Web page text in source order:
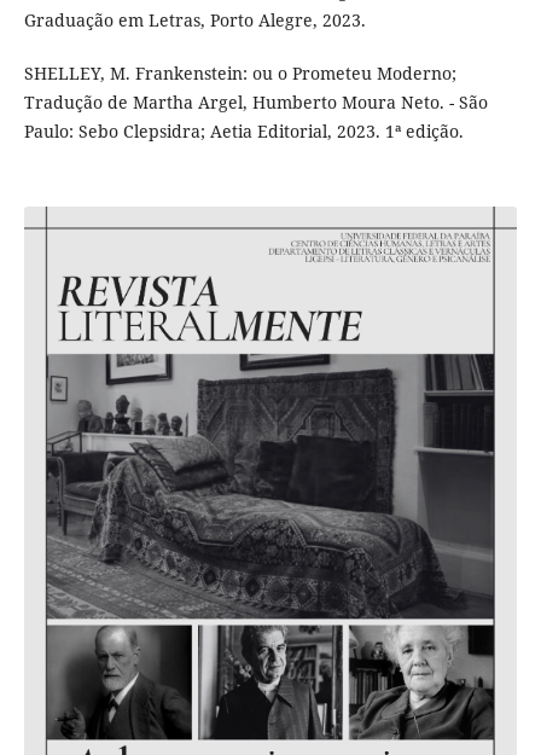
Graduação em Letras, Porto Alegre, 2023.
SHELLEY, M. Frankenstein: ou o Prometeu Moderno;
Tradução de Martha Argel, Humberto Moura Neto. - São
Paulo: Sebo Clepsidra; Aetia Editorial, 2023. 1ª edição.